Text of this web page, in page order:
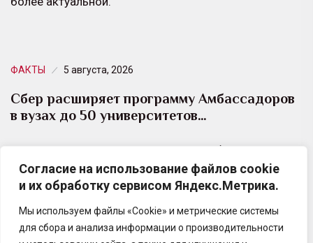
Согласие на использование файлов cookie
и их обработку сервисом Яндекс.Метрика.
Мы используем файлы «Cookie» и метрические системы
для сбора и анализа информации о производительности
ФАКТЫ 5 августа, 2026
Сбер расширяет программу Амбассадоров
в вузах до 50 университетов…
Новый сезон проекта стартует в октябре: по два
студента от каждого вуза — от Санкт-Петербурга и
Белгорода до Владивостока и Якутска…